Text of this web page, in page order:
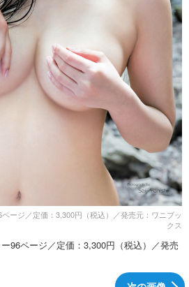
ージ／定価：3,300円（税込）／発売元：ワニブッ
クス
96ページ／定価：3,300円（税込）／発売